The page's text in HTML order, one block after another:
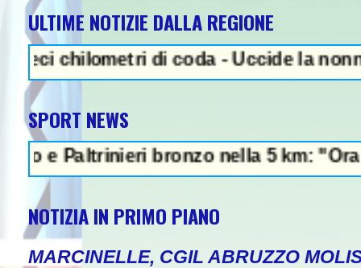
ULTIME NOTIZIE DALLA REGIONE
di coda - Uccide la nonna a
SPORT NEWS
bronzo nella 5 km: "Ora ci
NOTIZIA IN PRIMO PIANO
MARCINELLE, CGIL ABRUZZO
NEWS IN EVIDENZA -